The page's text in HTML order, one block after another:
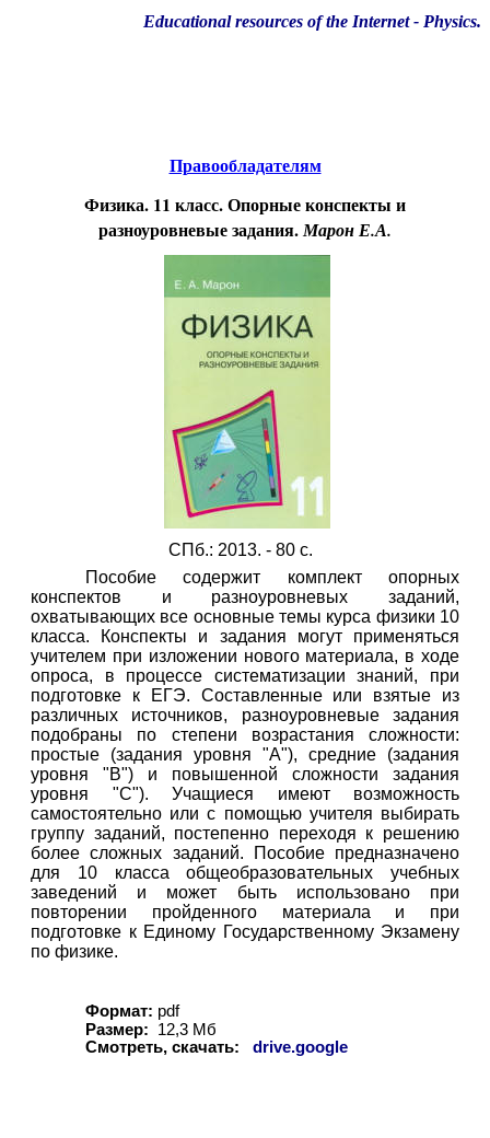
Educational resources of the Internet- Physics.
Правообладателям
Физика. 11 класс. Опорные конспекты и
разноуровневые задания.Марон Е.А.
СПб.: 2013. - 80 с.
Пособие содержит комплект опорных
конспектов и разноуровневых заданий,
охватывающих все основные темы курса физики 10
класса. Конспекты и задания могут применяться
учителем при изложении нового материала, в ходе
опроса, в процессе систематизации знаний, при
подготовке к ЕГЭ. Составленные или взятые из
различных источников, разноуровневые задания
подобраны по степени возрастания сложности:
простые (задания уровня "А"), средние (задания
уровня "В") и повышенной сложности задания
уровня "С"). Учащиеся имеют возможность
самостоятельно или с помощью учителя выбирать
группу заданий, постепенно переходя к решению
более сложных заданий. Пособие предназначено
для 10 класса общеобразовательных учебных
заведений и может быть использовано при
повторении пройденного материала и при
подготовке к Единому Государственному Экзамену
по физике.
Формат: pdf
Размер:
12,3 Мб
Смотреть, скачать:
drive.google